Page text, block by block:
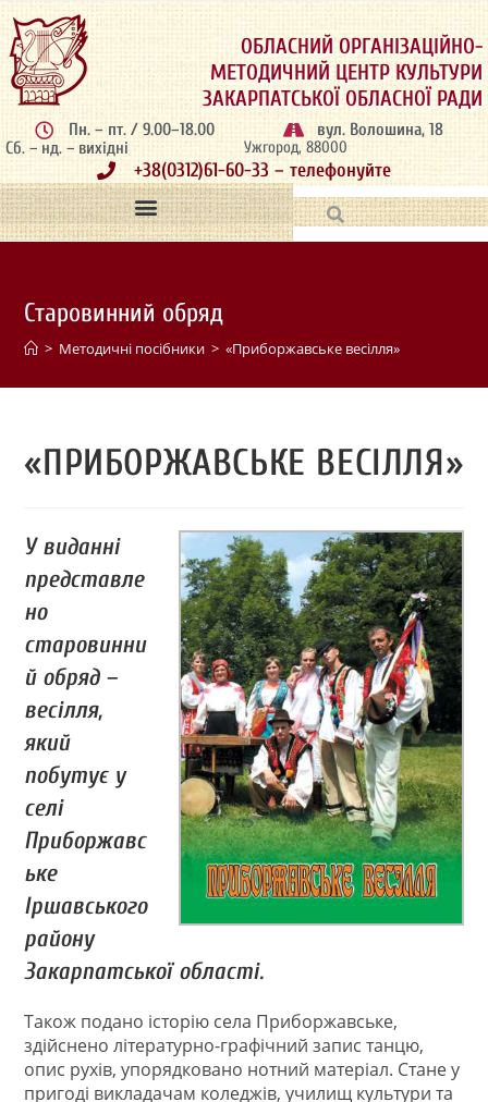
ОБЛАСНИЙ ОРГАНІЗАЦІЙНО-
МЕТОДИЧНИЙ ЦЕНТР КУЛЬТУРИ
ЗАКАРПАТСЬКОЇ ОБЛАСНОЇ РАДИ
Пн. – пт. / 9.00–18.00
Сб. – нд. – вихідні
вул. Волошина, 18
Ужгород, 88000
+38(0312)61-60-33 – телефонуйте
Старовинний обряд
> Методичні посібники > «Приборжавське весілля»
«ПРИБОРЖАВСЬКЕ ВЕСІЛЛЯ»
У виданні
представле
но
старовинни
й обряд –
весілля,
який
побутує у
селі
Приборжавс
ьке
Іршавського
району
Закарпатської області.
Також подано історію села Приборжавське,
здійснено літературно-графічний запис танцю,
опис рухів, упорядковано нотний матеріал. Стане у
пригоді викладачам коледжів, училищ культури та